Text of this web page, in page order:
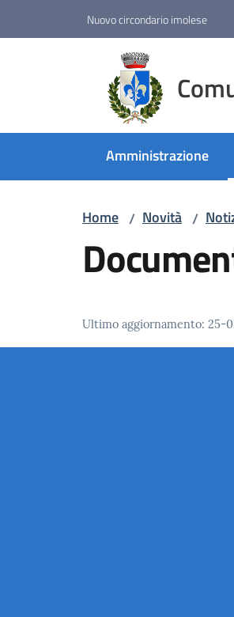
Nuovo circondario imolese
Amministrazione
Home / Novità /
Ultimo aggiornamento: 25-